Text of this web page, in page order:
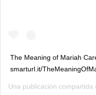
The Meaning of Mariah
smarturl.it/
Una publicación compartida